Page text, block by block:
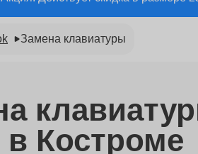
Замена клавиатуры
в Костроме